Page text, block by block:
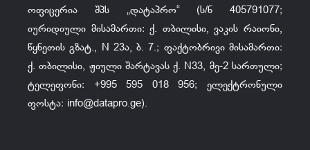
ოფიცერია შპს „დატაპრო“ (ს/ნ 405791077;
იურიდიული მისამართი: ქ. თბილისი, ვაკის რაიონი,
წყნეთის გზატ., N 23ა, ბ. 7.; ფაქტობრივი მისამართი:
ქ. თბილისი, ჟიული შარტავას ქ. N33, მე-2 სართული;
ტელეფონი: +995 595 018 956; ელექტრონული
ფოსტა: info@datapro.ge).